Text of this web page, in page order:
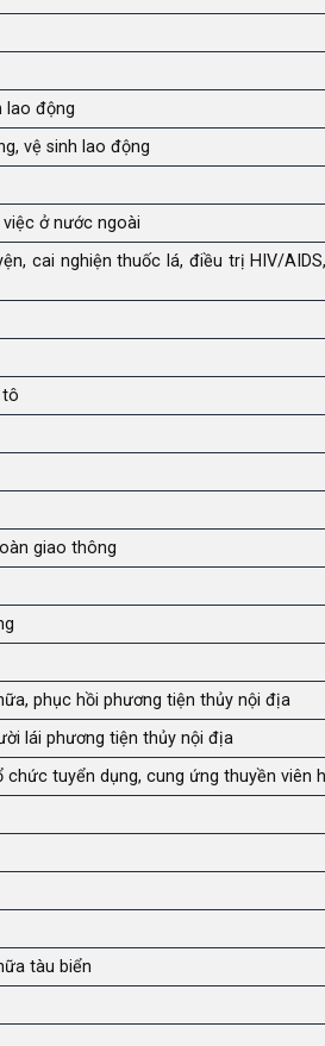
lao động
vệ sinh lao động
ở nước ngoài
cai nghiện thuốc lá, điều trị HIV/
tô
giao thông
phục hồi phương tiện thủy nội địa
lái phương tiện thủy nội địa
tuyển dụng, cung ứng thuyền viên
tàu biển